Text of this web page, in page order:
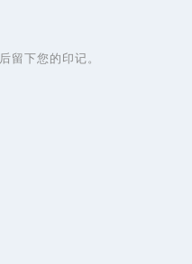
后留下您的印记。